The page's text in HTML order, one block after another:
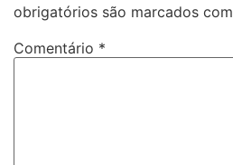
obrigatórios são marcados com
Comentário *